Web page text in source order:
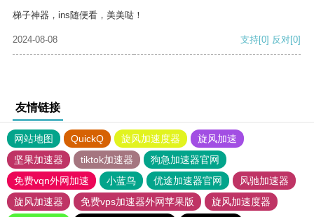
梯子神器，ins随便看，美美哒！
2024-08-08 支持[0] 反对[0]
友情链接
网站地图 QuickQ 旋风加速度器
旋风加速
坚果加速器
tiktok加速器
狗急加速器官网
免费vqn外网加速
小蓝鸟 优途加速器官网
风驰加速器
旋风加速器
免费vps加速器外网苹果版 旋风加速度器